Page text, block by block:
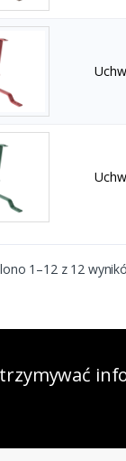
1–12 z 12